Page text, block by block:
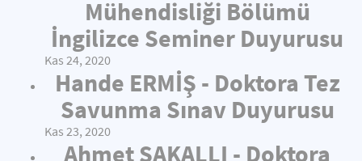
Mühendisliği Bölümü
İngilizce Seminer Duyurusu
Kas 24, 2020
Hande ERMİŞ - Doktora Tez
Savunma Sınav Duyurusu
Kas 23, 2020
Ahmet SAKALLI - Doktora